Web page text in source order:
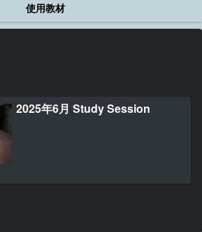
使用教材
2025年6月 Study Session